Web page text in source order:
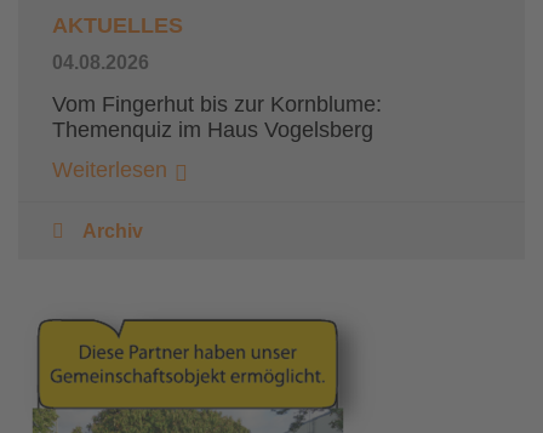
AKTUELLES
04.08.2026
Vom Fingerhut bis zur Kornblume:
Themenquiz im Haus Vogelsberg
Weiterlesen
Archiv